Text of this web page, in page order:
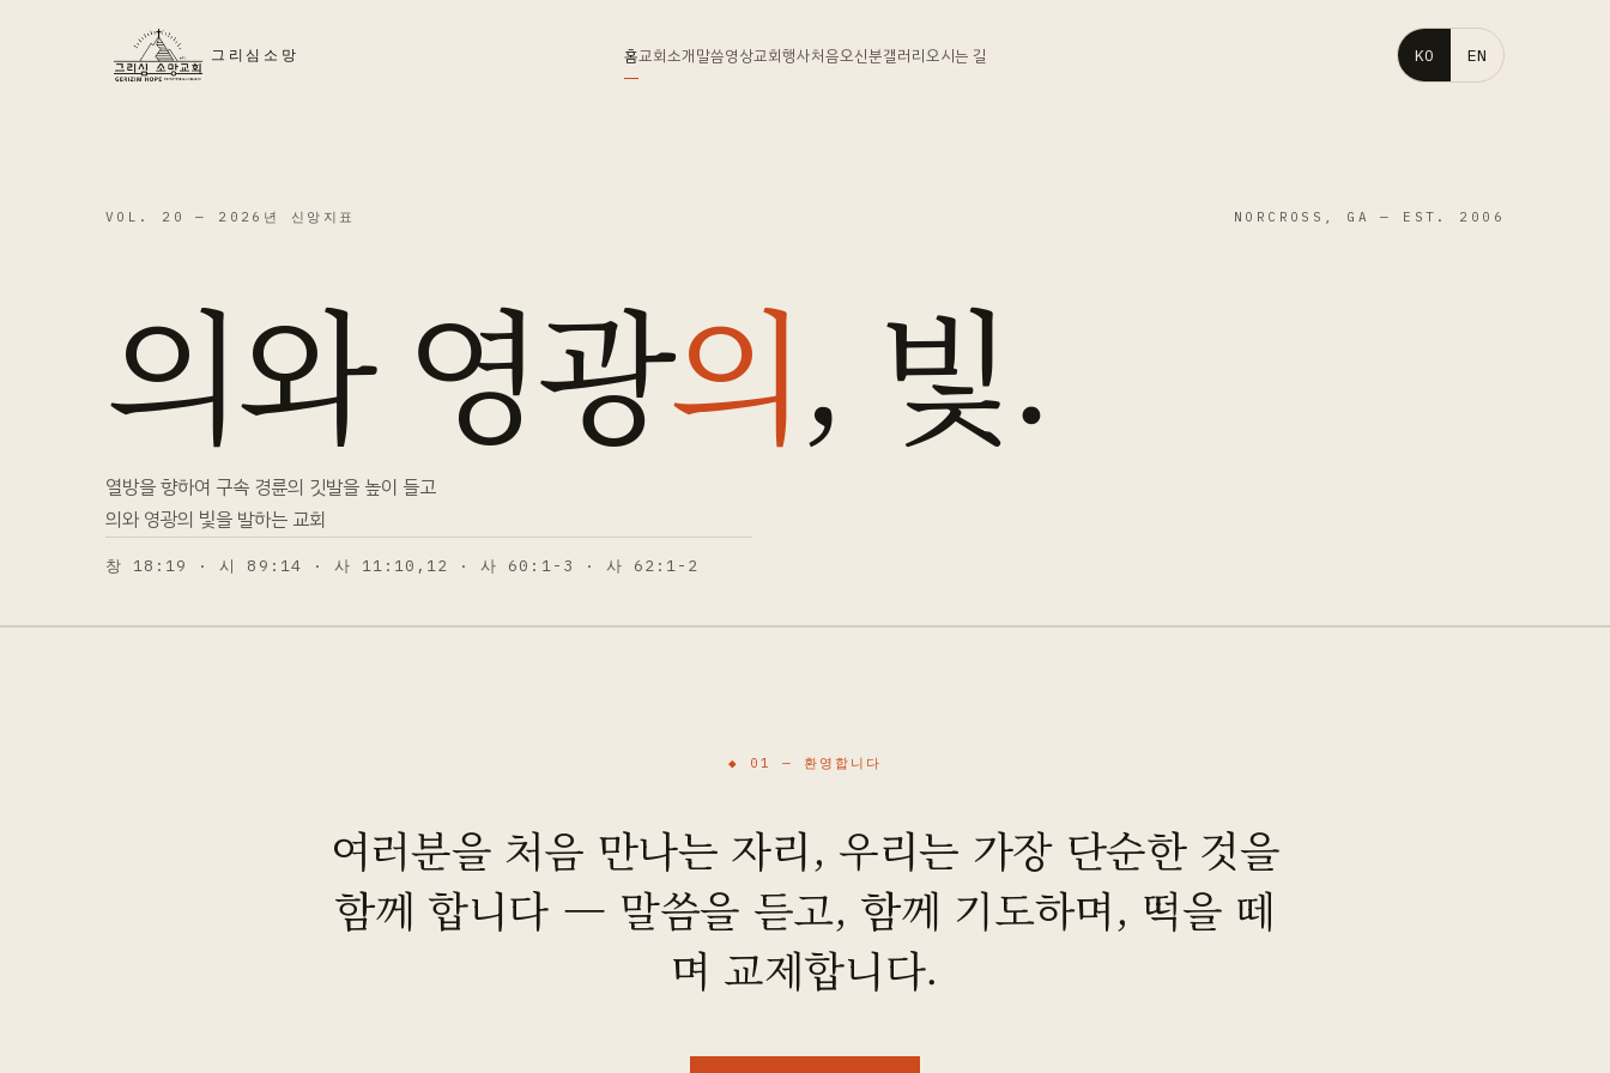
그리심소망 홈교회소개말씀영상교회행사처음오신분갤러리오시는 길 KO EN
VOL. 20 — 2026년 신앙지표 NORCROSS, GA — EST. 2006
의와 영광의, 빛.
열방을 향하여 구속 경륜의 깃발을 높이 들고
의와 영광의 빛을 발하는 교회
창 18:19 · 시 89:14 · 사 11:10,12 · 사 60:1-3 · 사 62:1-2
◆ 01 — 환영합니다
여러분을 처음 만나는 자리, 우리는 가장 단순한 것을
함께 합니다 — 말씀을 듣고, 함께 기도하며, 떡을 떼
며 교제합니다.